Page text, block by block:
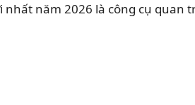
năm 2026 là công cụ